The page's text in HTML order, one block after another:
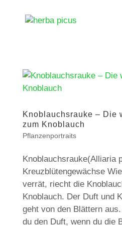
Knoblauchsrauke – Die
zum Knoblauch
Pflanzenportraits
Knoblauchsrauke(Alliaria
Kreuzblütengewächse
verrät, riecht die
Knoblauch. Der Duft und
geht von den Blättern
du den Duft, wenn du die